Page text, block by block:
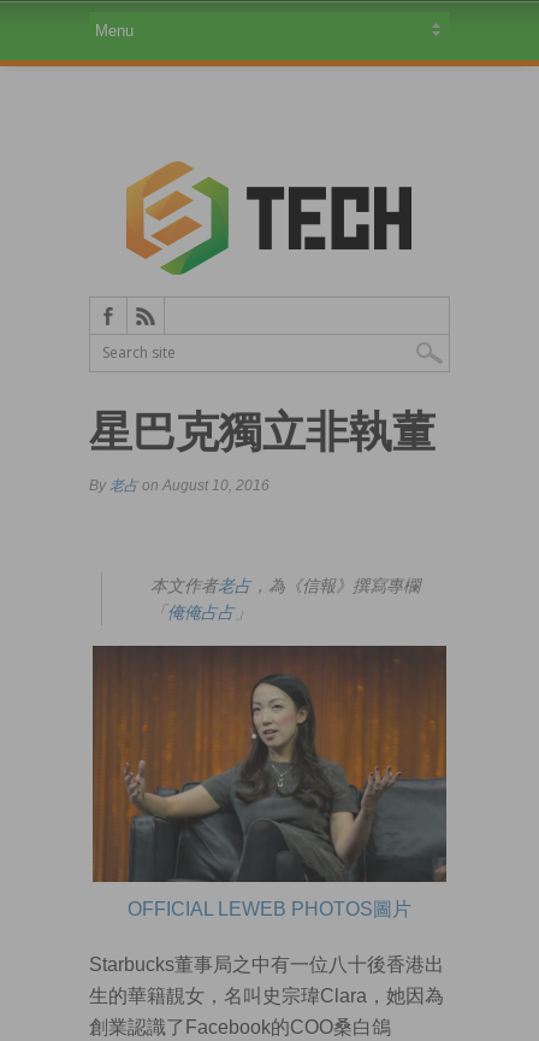
星巴克獨立非執董
By 老占 on August 10, 2016
本文作者老占，為《信報》撰寫專欄
「俺俺占占」
OFFICIAL LEWEB PHOTOS圖片
Starbucks董事局之中有一位八十後香港出
生的華籍靚女，名叫史宗瑋Clara，她因為
創業認識了Facebook的COO桑白鴿